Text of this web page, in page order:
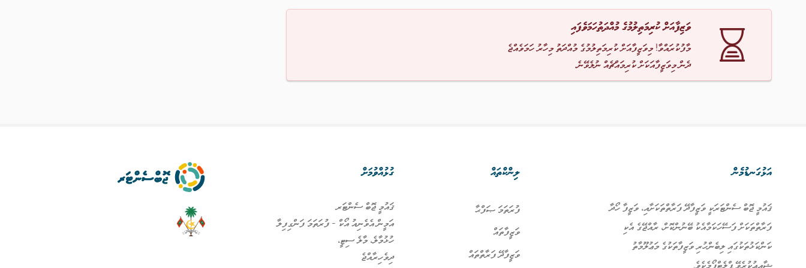
ވަޒިފާއަށް ކުރިމަތިލުމުގެ މުއްދަތުހަމަވެފައި
މާފުކުރައްވާ! މިވަޒީފާއަށް ކުރިމަތިލުމުގެ މުއްދަތު މިހާރު ހަމަވެއްޖެ
ދެން މިވަޒީފާއަކަށް ކުރިމައްޗެއް ނުލެވޭނެ.
އަޅުގަނޑުމެން
ޤައުމީ ޖޮބް ސެންޓަރަކީ ވަޒީފާދޭ ފަރާތްތަކަށާއި، ވަޒީފާ ހޯދާ
ފަރާތްތަކަށް ފަސޭހަކަމާއެކު ބޭނުންކޮށް، ރާއްޖޭގެ އެކި
ކަންކަޅުތަކުގައި ލިބެންހުރި ވަޒީފާތަކުގެ މަޢުލޫމާތު
ޝާއިޢުކުރެވޭ ޕްލެޓްފޯމެކެވެ.
ލިންކްތައް
ފުރަތަމަ ޞަފްޙާ
ވަޒީފާތައް
ވަޒީފާދޭ ފަރާތްތައް
ގުޅުއްވުމަށް
ޤައުމީ ޖޮބް ސެންޓަރ
އަމީން އެވެނިއު އޯކް - ފުރަތަމަ ފަންގިފިލާ
ހުޅުމާލެ، މާލެ ސިޓީ،
ދިވެހިރާއްޖެ